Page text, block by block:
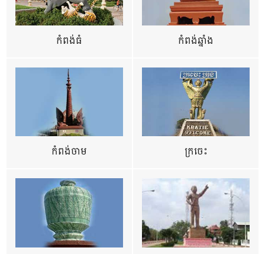
កំពង់ធំ កំពង់ឆ្នាំង
កំពង់ចាម ក្រចេះ